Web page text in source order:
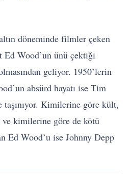
döneminde filmler çeken
Wood’un ünü çektiği
geliyor. 1950’lerin
absürd hayatı ise Tim
taşınıyor. Kimilerine göre kült,
kimilerine göre de kötü
Ed Wood’u ise Johnny Depp